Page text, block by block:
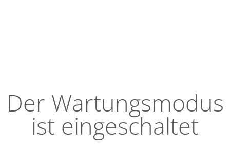
Der Wartungsmodus
ist eingeschaltet